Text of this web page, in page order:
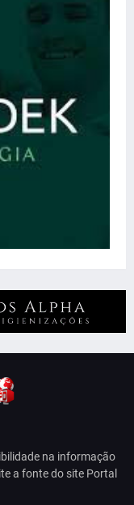
na informação
a fonte do site Portal